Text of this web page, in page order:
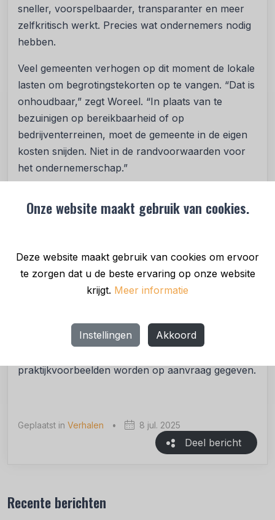
Onze website maakt gebruik van cookies.
Deze website maakt gebruik van cookies om ervoor
te zorgen dat u de beste ervaring op onze website
krijgt. Meer informatie
Instellingen Akkoord
sneller, voorspelbaarder, transparanter en meer
zelfkritisch werkt. Precies wat ondernemers nodig
hebben.
Veel gemeenten verhogen op dit moment de lokale
lasten om begrotingstekorten op te vangen. “Dat is
onhoudbaar,” zegt Woreel. “In plaats van te
bezuinigen op bereikbaarheid of op
bedrijventerreinen, moet de gemeente in de eigen
kosten snijden. Niet in de randvoorwaarden voor
het ondernemerschap.”
het veel meer proefdraaien met en omarmen van
taken en activiteiten. Verminder structurele
personeelskosten”.
beleidsmakers graag een exclusieve inkijk in hoe
ondernemers en gemeenten momenteel zeer
praktijkvoorbeelden worden op aanvraag gegeven.
Geplaatst in Verhalen • 8 jul. 2025
Deel bericht
Recente berichten